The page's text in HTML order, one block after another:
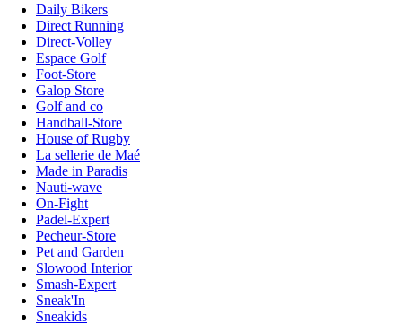
Daily Bikers
Direct Running
Direct-Volley
Espace Golf
Foot-Store
Galop Store
Golf and co
Handball-Store
House of Rugby
La sellerie de Maé
Made in Paradis
Nauti-wave
On-Fight
Padel-Expert
Pecheur-Store
Pet and Garden
Slowood Interior
Smash-Expert
Sneak'In
Sneakids